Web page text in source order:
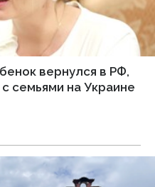
вернулся в РФ,
семьями на Украине